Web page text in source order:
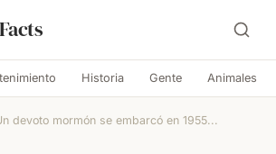
Historia Gente Animales
devoto mormón se embarcó en 1955...